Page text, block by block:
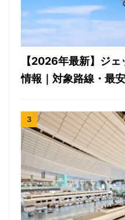
【2026年最新】ジ
情報｜対象路線・最